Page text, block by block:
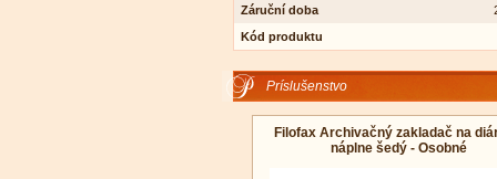
Záruční doba
Kód produktu
Príslušenstvo
Filofax Archivačný zakladač na
náplne šedý - Osobné